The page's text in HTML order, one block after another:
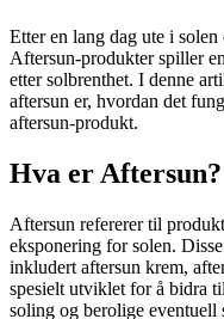
Etter en lang dag ute i
Aftersun-produkter spiller
etter solbrenthet. I denne
aftersun er, hvordan det
aftersun-produkt.
Hva er Aftersun?
Aftersun refererer til
eksponering for solen.
inkludert aftersun krem,
spesielt utviklet for å bidra
soling og berolige eventuell